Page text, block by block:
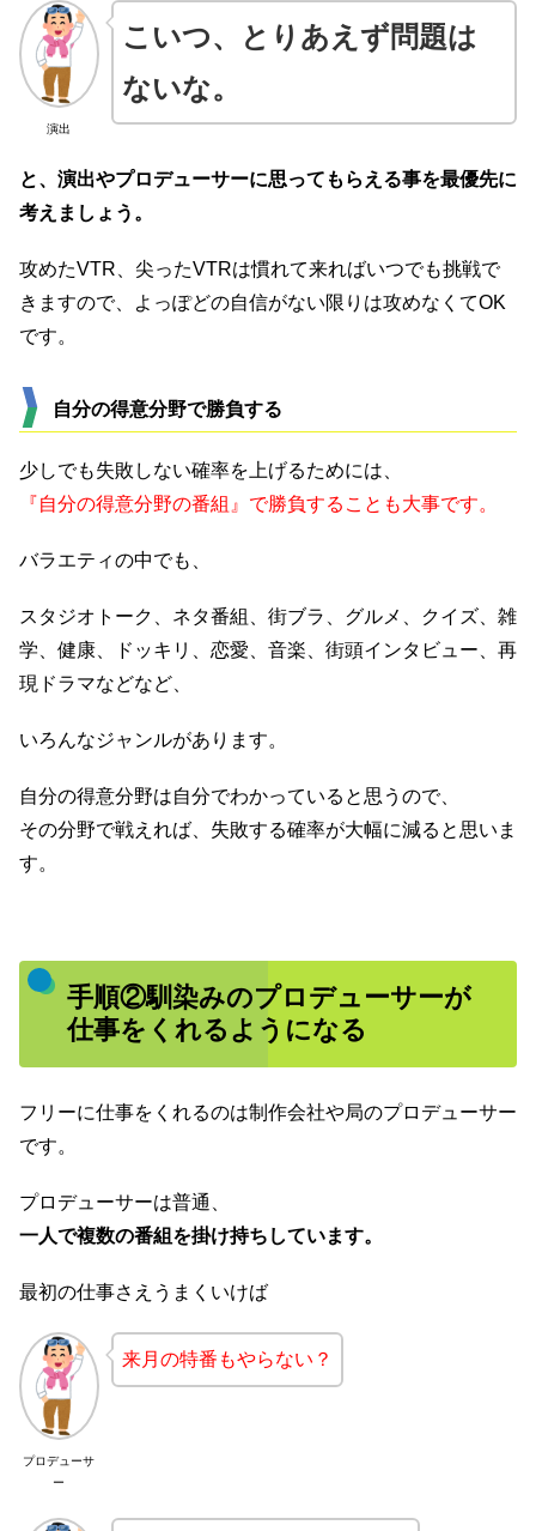
演出
こいつ、とりあえず問題は
ないな。
と、演出やプロデューサーに思ってもらえる事を最優先に
考えましょう。
攻めたVTR、尖ったVTRは慣れて来ればいつでも挑戦で
きますので、よっぽどの自信がない限りは攻めなくてOK
です。
自分の得意分野で勝負する
少しでも失敗しない確率を上げるためには、
『自分の得意分野の番組』で勝負することも大事です。
バラエティの中でも、
スタジオトーク、ネタ番組、街ブラ、グルメ、クイズ、雑
学、健康、ドッキリ、恋愛、音楽、街頭インタビュー、再
現ドラマなどなど、
いろんなジャンルがあります。
自分の得意分野は自分でわかっていると思うので、
その分野で戦えれば、失敗する確率が大幅に減ると思いま
す。
手順②馴染みのプロデューサーが
仕事をくれるようになる
フリーに仕事をくれるのは制作会社や局のプロデューサー
です。
プロデューサーは普通、
一人で複数の番組を掛け持ちしています。
最初の仕事さえうまくいけば
プロデューサ
ー
来月の特番もやらない？